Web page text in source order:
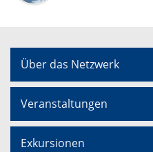
Über das Netzwerk
Veranstaltungen
Exkursionen